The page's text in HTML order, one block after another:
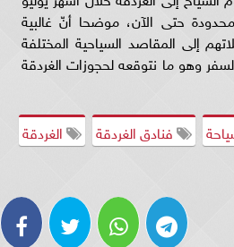
لازالت محدودة حتى الآن، موضحا أنّ غالبية
إلى المقاصد السياحية المختلفة
وهو ما نتوقعه لحجوزات الغردقة
فنادق الغردقة
الغردقة